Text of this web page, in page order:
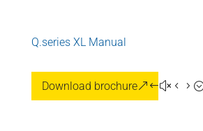
Q.series XL Manual
Download brochure